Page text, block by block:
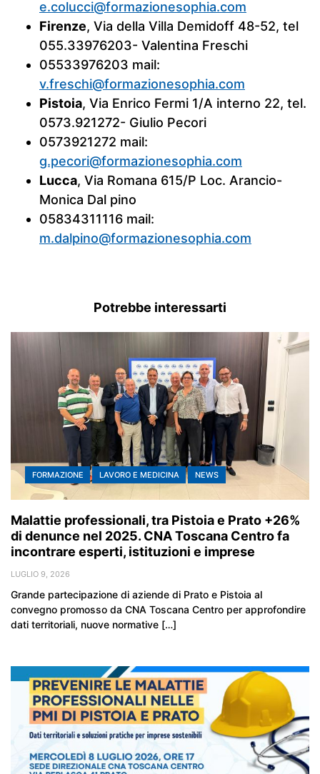
e.colucci@formazionesophia.com
Firenze, Via della Villa Demidoff 48-52, tel
055.33976203- Valentina Freschi
05533976203 mail:
v.freschi@formazionesophia.com
Pistoia, Via Enrico Fermi 1/A interno 22, tel.
0573.921272- Giulio Pecori
0573921272 mail:
g.pecori@formazionesophia.com
Lucca, Via Romana 615/P Loc. Arancio-
Monica Dal pino
05834311116 mail:
m.dalpino@formazionesophia.com
Potrebbe interessarti
FORMAZIONE LAVORO E MEDICINA NEWS
Malattie professionali, tra Pistoia e Prato +26%
di denunce nel 2025. CNA Toscana Centro fa
incontrare esperti, istituzioni e imprese
LUGLIO 9, 2026
Grande partecipazione di aziende di Prato e Pistoia al
convegno promosso da CNA Toscana Centro per approfondire
dati territoriali, nuove normative […]